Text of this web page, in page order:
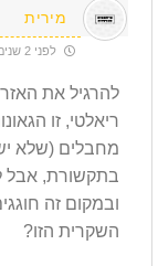
מירית
לפני 2 שנים
להרגיל את
ריאלטי, זו
מחבלים (שלא
בתקשורת, אבל
ובמקום זה
השקרית הזו?